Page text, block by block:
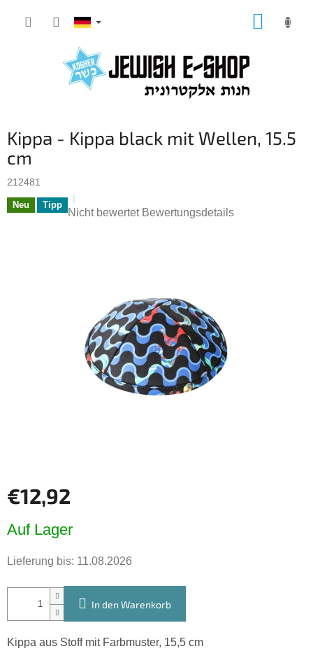
Inhalt
Kippa - Kippa black mit Wellen, 15.5
cm
212481
Neu Tipp
Die
Sternen.
Nicht bewertet Bewertungsdetails
€12,92
Auf Lager
Lieferung bis: 11.08.2026
In den Warenkorb
Kippa aus Stoff mit Farbmuster, 15,5 cm